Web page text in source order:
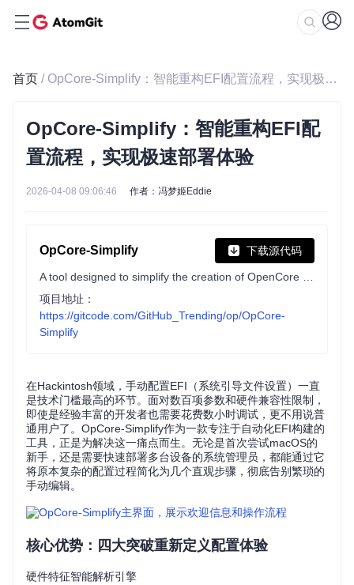
首页 / OpCore-Simplify：智能重构EFI配置流程，实现极速部署体验
OpCore-Simplify：智能重构EFI配
置流程，实现极速部署体验
2026-04-08 09:06:46 作者：冯梦姬Eddie
OpCore-Simplify 下载源代码
项目地址：
https://gitcode.com/GitHub_Trending/op/OpCore-
Simplify
在Hackintosh领域，手动配置EFI（系统引导文件设置）一直
是技术门槛最高的环节。面对数百项参数和硬件兼容性限制，
即使是经验丰富的开发者也需要花费数小时调试，更不用说普
通用户了。OpCore-Simplify作为一款专注于自动化EFI构建的
工具，正是为解决这一痛点而生。无论是首次尝试macOS的
新手，还是需要快速部署多台设备的系统管理员，都能通过它
将原本复杂的配置过程简化为几个直观步骤，彻底告别繁琐的
手动编辑。
核心优势：四大突破重新定义配置体验
硬件特征智能解析引擎